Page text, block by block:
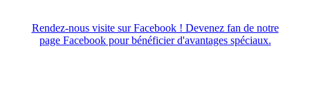
Rendez-nous visite sur Facebook ! Devenez fan de notre
page Facebook pour bénéficier d'avantages spéciaux.